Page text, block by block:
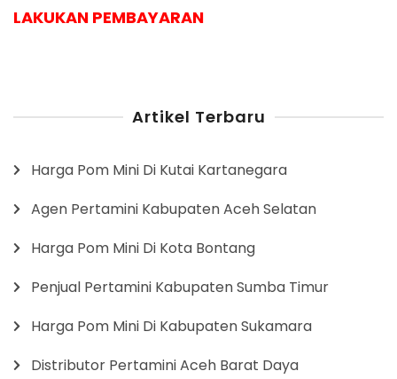
LAKUKAN PEMBAYARAN
Artikel Terbaru
Harga Pom Mini Di Kutai Kartanegara
Agen Pertamini Kabupaten Aceh Selatan
Harga Pom Mini Di Kota Bontang
Penjual Pertamini Kabupaten Sumba Timur
Harga Pom Mini Di Kabupaten Sukamara
Distributor Pertamini Aceh Barat Daya